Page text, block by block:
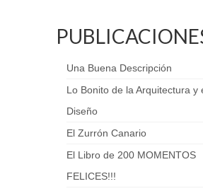
Una Buena Descripción
Lo Bonito de la Arquitectura y
Diseño
El Zurrón Canario
El Libro de 200 MOMENTOS
FELICES!!!